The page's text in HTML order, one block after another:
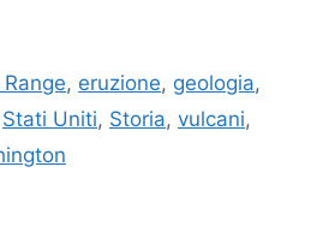
, eruzione, geologia,
Stati Uniti, Storia, vulcani,